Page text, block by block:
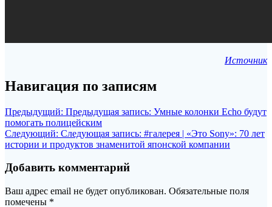
Источник
Навигация по записям
Предыдущий: Предыдущая запись: Умные колонки Echo будут
помогать полицейским
Следующий: Следующая запись: #галерея | «Это Sony»: 70 лет
истории и продуктов знаменитой японской компании
Добавить комментарий
Ваш адрес email не будет опубликован. Обязательные поля
помечены *